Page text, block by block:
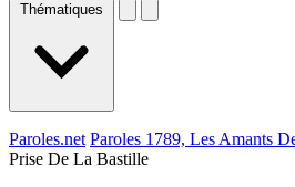
Thématiques
Paroles.net Paroles 1789, Les Amants
Prise De La Bastille